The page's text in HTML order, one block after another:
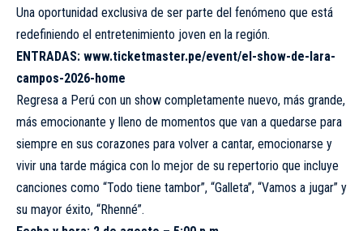
Una oportunidad exclusiva de ser parte del fenómeno que está
redefiniendo el entretenimiento joven en la región.
ENTRADAS: www.ticketmaster.pe/event/el-show-de-lara-
campos-2026-home
Regresa a Perú con un show completamente nuevo, más grande,
más emocionante y lleno de momentos que van a quedarse para
siempre en sus corazones para volver a cantar, emocionarse y
vivir una tarde mágica con lo mejor de su repertorio que incluye
canciones como “Todo tiene tambor”, “Galleta”, “Vamos a jugar” y
su mayor éxito, “Rhenné”.